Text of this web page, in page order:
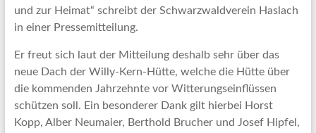
und zur Heimat“ schreibt der Schwarzwaldverein Haslach
in einer Pressemitteilung.
Er freut sich laut der Mitteilung deshalb sehr über das
neue Dach der Willy-Kern-Hütte, welche die Hütte über
die kommenden Jahrzehnte vor Witterungseinflüssen
schützen soll. Ein besonderer Dank gilt hierbei Horst
Kopp, Alber Neumaier, Berthold Brucher und Josef Hipfel,